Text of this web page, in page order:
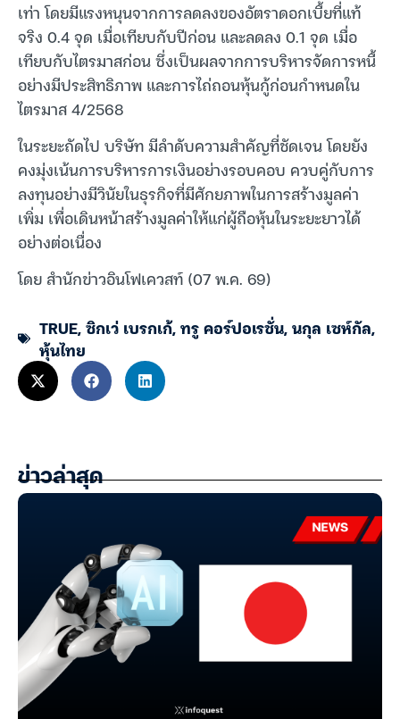
เท่า โดยมีแรงหนุนจากการลดลงของอัตราดอกเบี้ยที่แท้
จริง 0.4 จุด เมื่อเทียบกับปีก่อน และลดลง 0.1 จุด เมื่อ
เทียบกับไตรมาสก่อน ซึ่งเป็นผลจากการบริหารจัดการหนี้
อย่างมีประสิทธิภาพ และการไถ่ถอนหุ้นกู้ก่อนกำหนดใน
ไตรมาส 4/2568
ในระยะถัดไป บริษัท มีลำดับความสำคัญที่ชัดเจน โดยยัง
คงมุ่งเน้นการบริหารการเงินอย่างรอบคอบ ควบคู่กับการ
ลงทุนอย่างมีวินัยในธุรกิจที่มีศักยภาพในการสร้างมูลค่า
เพิ่ม เพื่อเดินหน้าสร้างมูลค่าให้แก่ผู้ถือหุ้นในระยะยาวได้
อย่างต่อเนื่อง
โดย สำนักข่าวอินโฟเควสท์ (07 พ.ค. 69)
TRUE,ซิกเว่ เบรกเก้,ทรู คอร์ปอเรชั่น,นกุล เซห์กัล,
หุ้นไทย
ข่าวล่าสุด